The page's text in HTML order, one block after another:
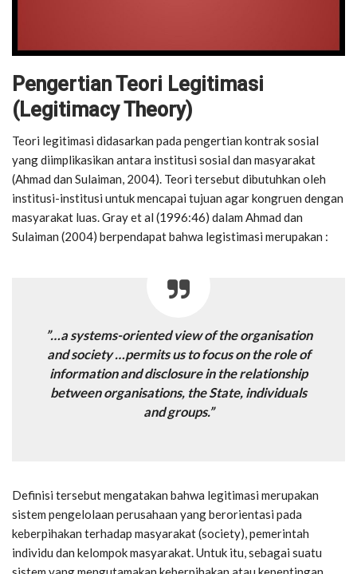
Pengertian Teori Legitimasi
(Legitimacy Theory)
Teori legitimasi didasarkan pada pengertian kontrak sosial
yang diimplikasikan antara institusi sosial dan masyarakat
(Ahmad dan Sulaiman, 2004). Teori tersebut dibutuhkan oleh
institusi-institusi untuk mencapai tujuan agar kongruen dengan
masyarakat luas. Gray et al (1996:46) dalam Ahmad dan
Sulaiman (2004) berpendapat bahwa legistimasi merupakan :
”…a systems-oriented view of the organisation
and society …permits us to focus on the role of
information and disclosure in the relationship
between organisations, the State, individuals
and groups.”
Definisi tersebut mengatakan bahwa legitimasi merupakan
sistem pengelolaan perusahaan yang berorientasi pada
keberpihakan terhadap masyarakat (society), pemerintah
individu dan kelompok masyarakat. Untuk itu, sebagai suatu